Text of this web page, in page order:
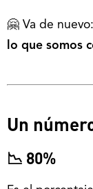
🤗 Va de nuevo:
lo que somos
Un
📉 80%